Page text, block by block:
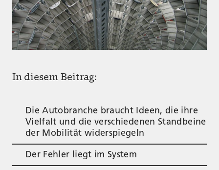
In diesem Beitrag:
Die Autobranche braucht Ideen, die ihre
Vielfalt und die verschiedenen Standbeine
der Mobilität widerspiegeln
Der Fehler liegt im System